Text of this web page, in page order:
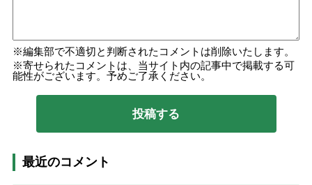
編集部で不適切と判断されたコメントは削除いたします。
寄せられたコメントは、当サイト内の記事中で掲載する可
能性がございます。予めご了承ください。
最近のコメント